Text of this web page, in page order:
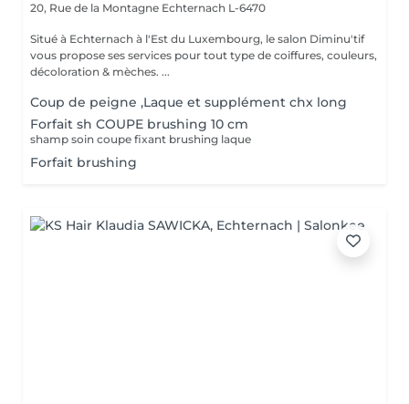
20, Rue de la Montagne Echternach L-6470
Situé à Echternach à l'Est du Luxembourg, le salon Diminu'tif
vous propose ses services pour tout type de coiffures, couleurs,
décoloration & mèches. ...
Coup de peigne ,Laque et supplément chx long
Forfait sh COUPE brushing 10 cm
shamp soin coupe fixant brushing laque
Forfait brushing